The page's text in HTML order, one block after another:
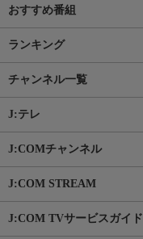
おすすめ番組
ランキング
チャンネル一覧
J:テレ
J:COMチャンネル
J:COM STREAM
J:COM TVサービスガイド